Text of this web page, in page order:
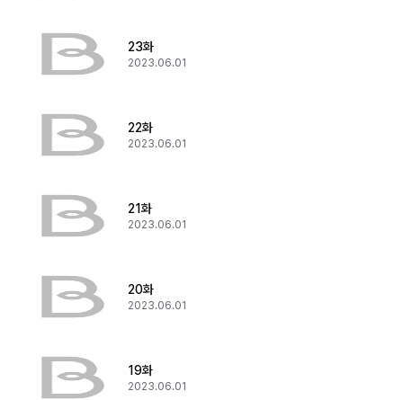
23화
2023.06.01
22화
2023.06.01
21화
2023.06.01
20화
2023.06.01
19화
2023.06.01